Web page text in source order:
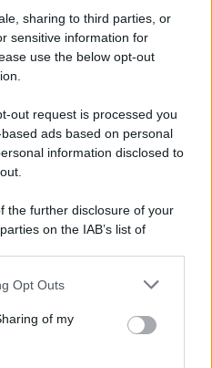
sharing to third parties, or
sensitive information for
use the below opt-out
out request is processed you
ads based on personal
information disclosed to
the further disclosure of your
on the IAB’s list of
by us to third parties
uses one or more Google
Opt Outs
of my
sabato di fuoco
19 bollini rossi e 5